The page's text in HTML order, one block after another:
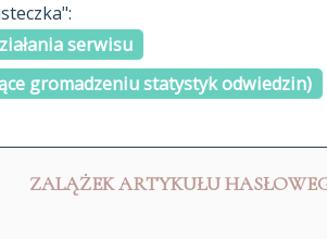
serwisu
gromadzeniu statystyk odwiedzin)
J K L Ł M
ZALĄŻEK ARTYKUŁU